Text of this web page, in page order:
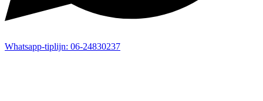
Whatsapp-tiplijn: 06-24830237